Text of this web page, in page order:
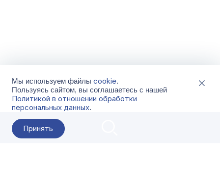
Мы используем файлы cookie.
Пользуясь сайтом, вы соглашаетесь с нашей
Политикой в отношении обработки
персональных данных.
Принять